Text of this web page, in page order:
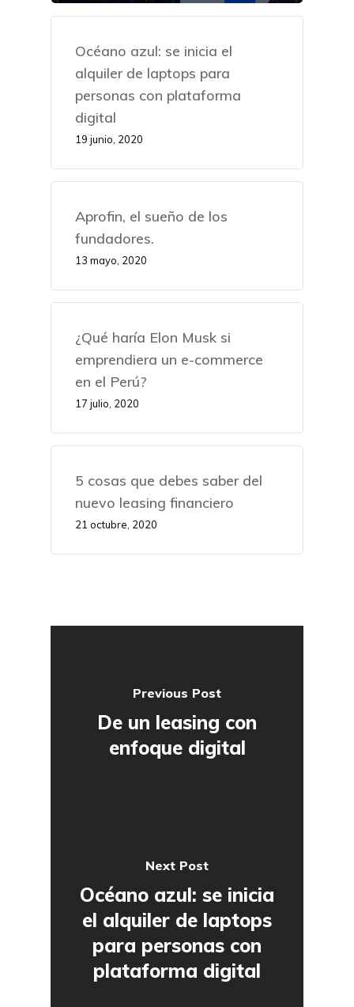
Océano azul: se inicia el
alquiler de laptops para
personas con plataforma
digital
19 junio, 2020
Aprofin, el sueño de los
fundadores.
13 mayo, 2020
¿Qué haría Elon Musk si
emprendiera un e-commerce
en el Perú?
17 julio, 2020
5 cosas que debes saber del
nuevo leasing financiero
21 octubre, 2020
Previous Post
De un leasing con
enfoque digital
Next Post
Océano azul: se inicia
el alquiler de laptops
para personas con
plataforma digital